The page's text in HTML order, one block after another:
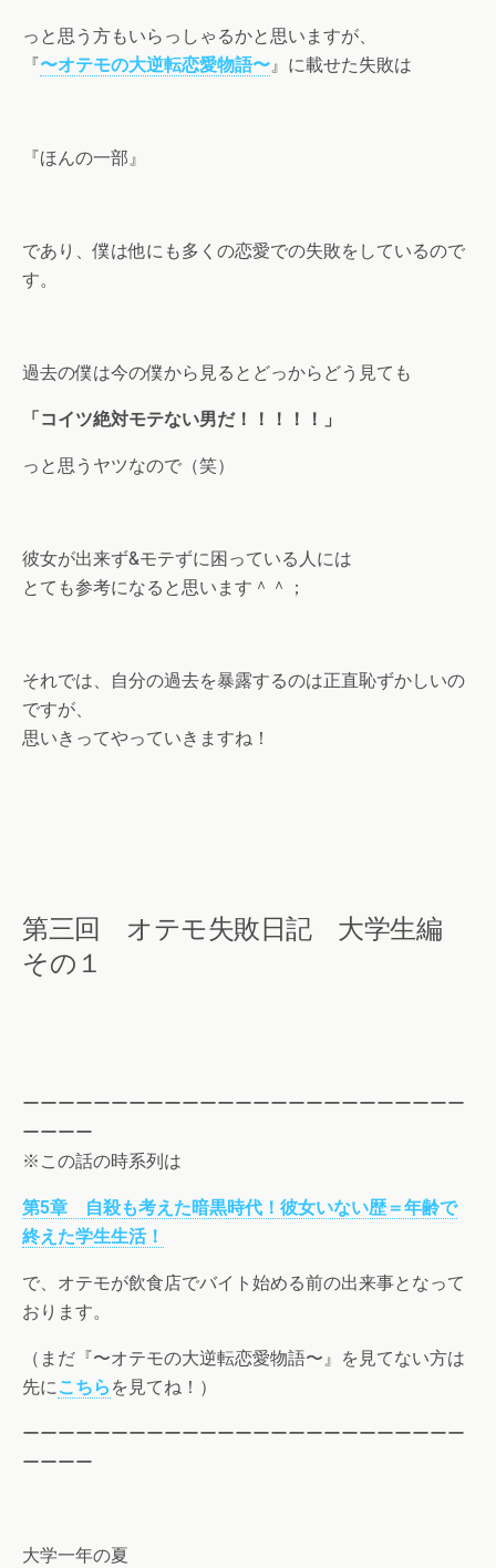
っと思う方もいらっしゃるかと思いますが、
『〜オテモの大逆転恋愛物語〜』に載せた失敗は
『ほんの一部』
であり、僕は他にも多くの恋愛での失敗をしているので
す。
過去の僕は今の僕から見るとどっからどう見ても
「コイツ絶対モテない男だ！！！！！」
っと思うヤツなので（笑）
彼女が出来ず&モテずに困っている人には
とても参考になると思います＾＾；
それでは、自分の過去を暴露するのは正直恥ずかしいの
ですが、
思いきってやっていきますね！
第三回 オテモ失敗日記 大学生編
その１
ーーーーーーーーーーーーーーーーーーーーーーーーー
ーーーー
※この話の時系列は
第5章 自殺も考えた暗黒時代！彼女いない歴＝年齢で
終えた学生生活！
で、オテモが飲食店でバイト始める前の出来事となって
おります。
（まだ『〜オテモの大逆転恋愛物語〜』を見てない方は
先にこちら を見てね！）
ーーーーーーーーーーーーーーーーーーーーーーーーー
ーーーー
大学一年の夏